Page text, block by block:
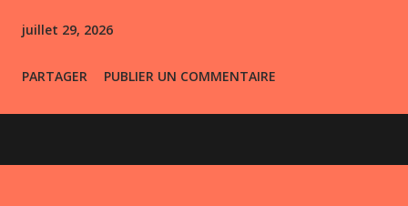
juillet 29, 2026
PARTAGER PUBLIER UN COMMENTAIRE